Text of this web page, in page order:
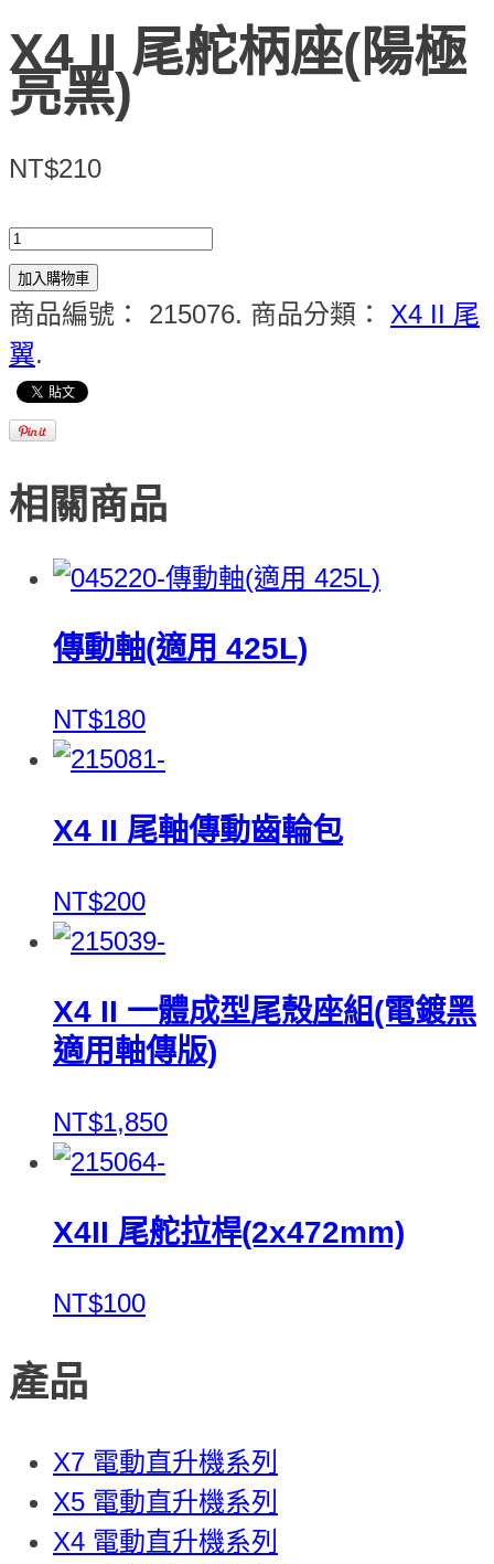
X4 II 尾舵柄座(陽極
亮黑)
NT$210
加入購物車
商品編號： 215076. 商品分類： X4 II 尾
翼.
相關商品
傳動軸(適用 425L)
NT$180
X4 II 尾軸傳動齒輪包
NT$200
X4 II 一體成型尾殼座組(電鍍黑
適用軸傳版)
NT$1,850
X4II 尾舵拉桿(2x472mm)
NT$100
產品
X7 電動直升機系列
X5 電動直升機系列
X4 電動直升機系列